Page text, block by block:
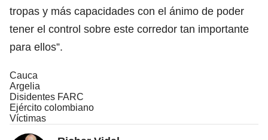
tropas y más capacidades con el ánimo de poder
tener el control sobre este corredor tan importante
para ellos”.
Cauca
Argelia
Disidentes FARC
Ejército colombiano
Víctimas